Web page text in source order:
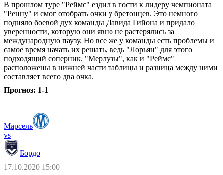
В прошлом туре "Реймс" ездил в гости к лидеру чемпионата
"Ренну" и смог отобрать очки у бретонцев. Это немного
подняло боевой дух команды Давида Гийона и придало
уверенности, которую они явно не растерялись за
международную паузу. Но все же у команды есть проблемы и
самое время начать их решать, ведь "Лорьян" для этого
подходящий соперник. "Мерлузы", как и "Реймс"
расположены в нижней части таблицы и разница между ними
составляет всего два очка.
Прогноз: 1-1
Марсель
vs
Бордо
17.10.2020 15:00